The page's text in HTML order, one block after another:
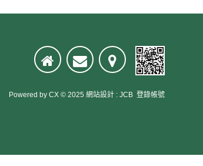
Powered by CX© 2025 網站設計 : JCB 登錄帳號